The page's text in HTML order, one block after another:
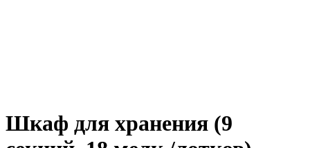
Шкаф для хранения (9